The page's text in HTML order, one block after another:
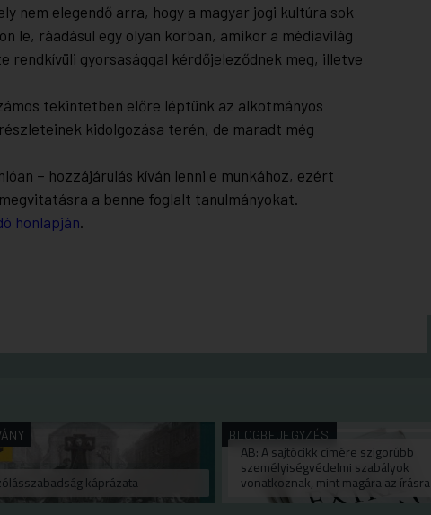
nem elegendő arra, hogy a magyar jogi kultúra sok
le, ráadásul egy olyan korban, amikor a médiavilág
rendkívüli gyorsasággal kérdőjeleződnek meg, illetve
tekintetben előre léptünk az alkotmányos
kidolgozása terén, de maradt még
– hozzájárulás kíván lenni e munkához, ezért
a benne foglalt tanulmányokat.
honlapján.
káprázata
BLOGBEJEGYZÉS
AB: A sajtócikk címére szigorúbb
személyiségvédelmi szabályok
vonatkoznak, mint magára az írásra